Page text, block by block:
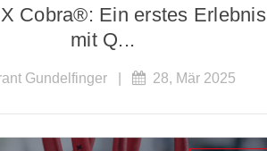
Cobra®: Ein erstes Erlebnis
mit Q...
Gundelfinger| 28, Mär 2025